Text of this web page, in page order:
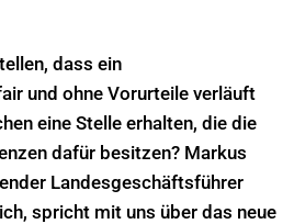
dass ein
und ohne Vorurteile verläuft
eine Stelle erhalten, die die
dafür besitzen? Markus
Landesgeschäftsführer
spricht mit uns über das neue